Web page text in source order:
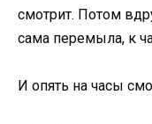
смотрит. Потом
сама перемыла, к
И опять на часы